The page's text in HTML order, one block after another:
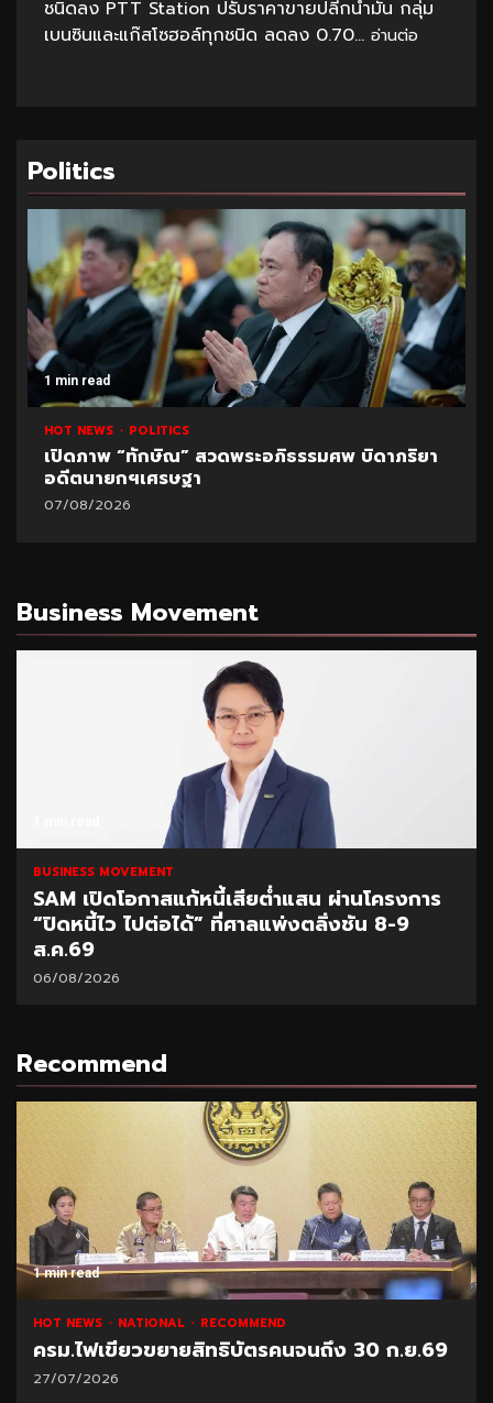
ชนิดลง PTT Station ปรับราคาขายปลีกน้ำมัน กลุ่ม
เบนซินและแก๊สโซฮอล์ทุกชนิด ลดลง 0.70... อ่านต่อ
Politics
1 min read
HOT NEWS POLITICS
เปิดภาพ “ทักษิณ” สวดพระอภิธรรมศพ บิดาภริยา
อดีตนายกฯเศรษฐา
07/08/2026
Business Movement
BUSINESS MOVEMENT
SAM เปิดโอกาสแก้หนี้เสียต่ำแสน ผ่านโครงการ
“ปิดหนี้ไว ไปต่อได้” ที่ศาลแพ่งตลิ่งชัน 8-9
ส.ค.69
06/08/2026
Recommend
1 min read
HOT NEWS NATIONAL RECOMMEND
ครม.ไฟเขียวขยายสิทธิบัตรคนจนถึง 30 ก.ย.69
27/07/2026